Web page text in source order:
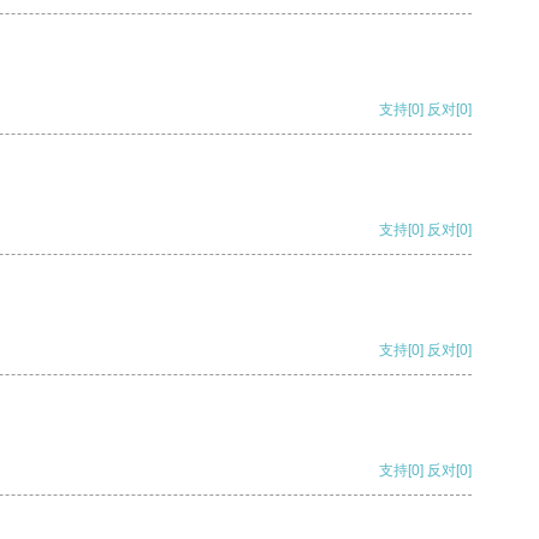
支持[0] 反对[0]
支持[0] 反对[0]
支持[0] 反对[0]
支持[0] 反对[0]